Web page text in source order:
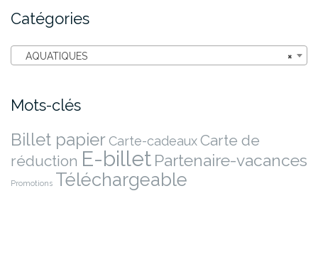
Catégories
×
AQUATIQUES
Mots-clés
Billet papier Carte-cadeauxCarte de
réduction E-billet Partenaire-vacances
Promotions Téléchargeable